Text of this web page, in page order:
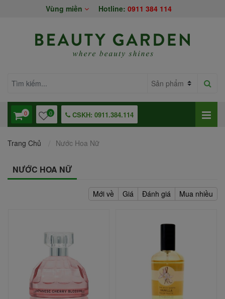
Vùng miền Hotline: 0911 384 114
0 0 CSKH: 0911.384.114
Trang Chủ Nước Hoa Nữ
NƯỚC HOA NỮ
Mới về Giá Đánh giá Mua nhiều